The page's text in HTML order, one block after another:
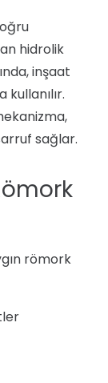
hidrolik
inşaat
kullanılır.
sağlar.
römork